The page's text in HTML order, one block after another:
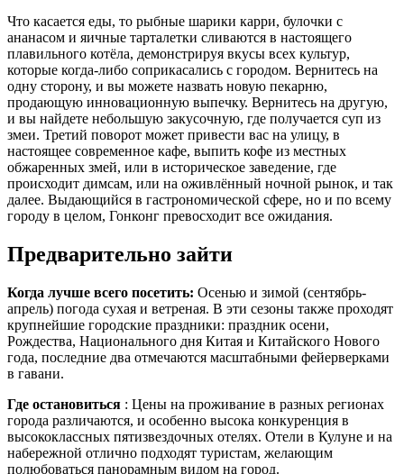
Что касается еды, то рыбные шарики карри, булочки с
ананасом и яичные тарталетки сливаются в настоящего
плавильного котёла, демонстрируя вкусы всех культур,
которые когда-либо соприкасались с городом. Вернитесь на
одну сторону, и вы можете назвать новую пекарню,
продающую инновационную выпечку. Вернитесь на другую,
и вы найдете небольшую закусочную, где получается суп из
змеи. Третий поворот может привести вас на улицу, в
настоящее современное кафе, выпить кофе из местных
обжаренных змей, или в историческое заведение, где
происходит димсам, или на оживлённый ночной рынок, и так
далее. Выдающийся в гастрономической сфере, но и по всему
городу в целом, Гонконг превосходит все ожидания.
Предварительно зайти
Когда лучше всего посетить: Осенью и зимой (сентябрь-
апрель) погода сухая и ветреная. В эти сезоны также проходят
крупнейшие городские праздники: праздник осени,
Рождества, Национального дня Китая и Китайского Нового
года, последние два отмечаются масштабными фейерверками
в гавани.
Где остановиться : Цены на проживание в разных регионах
города различаются, и особенно высока конкуренция в
высококлассных пятизвездочных отелях. Отели в Кулуне и на
набережной отлично подходят туристам, желающим
полюбоваться панорамным видом на город.